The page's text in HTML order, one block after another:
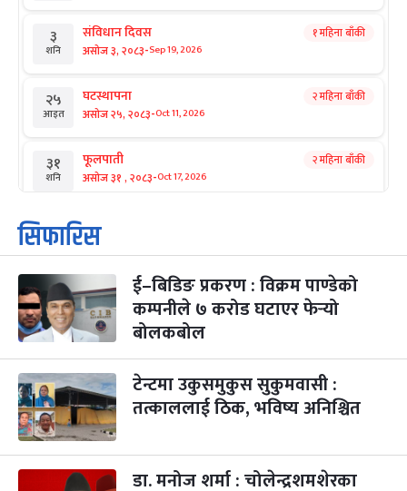
३
शनि
संविधान दिवस
असोज ३, २०८३-Sep 19, 2026
१ महिना बाँकी
२५
आइत
घटस्थापना
असोज २५, २०८३-Oct 11, 2026
२ महिना बाँकी
३१
शनि
फूलपाती
असोज ३१ , २०८३-Oct 17, 2026
२ महिना बाँकी
१
आइत
कार्तिक सङ्क्रान्ति
कार्तिक १, २०८३
३
मंगल
महानवमी
कार्तिक ३, २०८३-Oct 20, 2026
२ महिना बाँकी
४
५
बिहि
पापा‌ङ्कुशा एकादशी व्रत
कार्तिक ५, २०८३
२ महिना बाँकी
कुकुर तिहार ३ महिना बाँकी
सिफारिस
ई–बिडिङ प्रकरण : विक्रम पाण्डेको
कम्पनीले ७ करोड घटाएर फेर्‍यो
बोलकबोल
टेन्टमा उकुसमुकुस सुकुमवासी :
तत्काललाई ठिक, भविष्य अनिश्चित
डा. मनोज शर्मा : चोलेन्द्रशमशेरका